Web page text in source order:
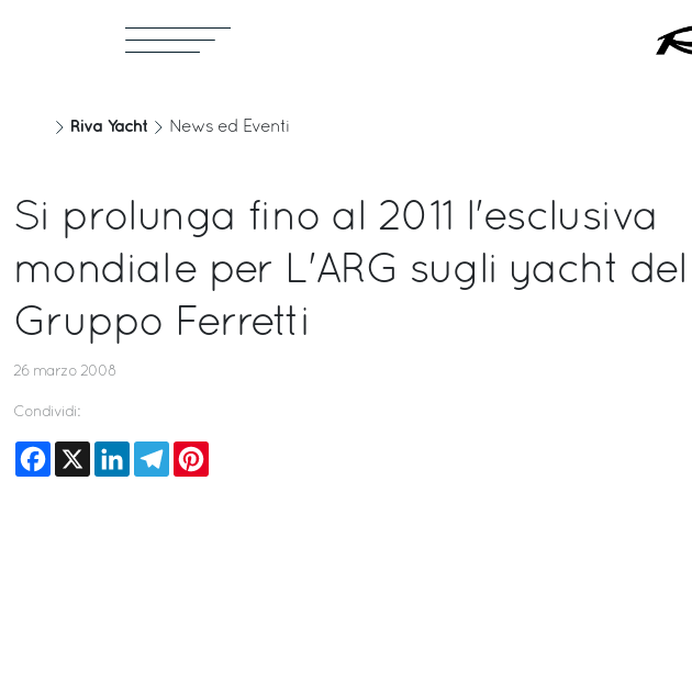
Riva Yacht News ed Eventi
Si prolunga fino al 2011 l'esclusiva
mondiale per L'ARG sugli yacht del
Gruppo Ferretti
26 marzo 2008
Condividi:
Facebook
X LinkedInTelegram